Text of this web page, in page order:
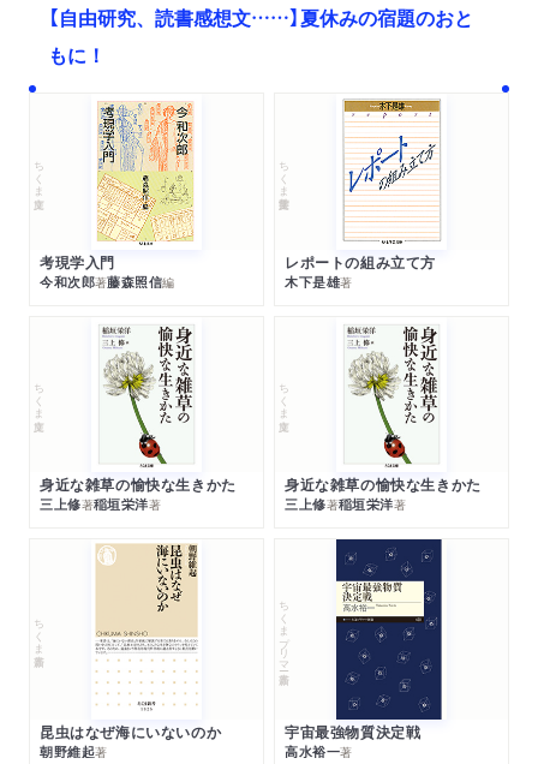
【自由研究、読書感想文……】夏休みの宿題のおと
もに！
ちくま文庫
考現学入門
今和次郎著藤森照信編
ちくま学芸文庫
レポートの組み立て方
木下是雄著
ちくま文庫
身近な雑草の愉快な生きかた
三上修著稲垣栄洋著
ちくま文庫
身近な雑草の愉快な生きかた
三上修著稲垣栄洋著
ちくま新書
昆虫はなぜ海にいないのか
朝野維起著
ちくまプリマー新書
宇宙最強物質決定戦
高水裕一著